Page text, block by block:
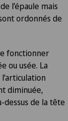
l’épaule mais
ordonnés de
fonctionner
ou usée. La
diminuée,
dessus de la tête